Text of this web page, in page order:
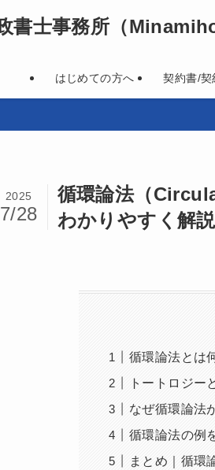
書士事務所 （
はじめての方へ 契約書/契
循環論法（
わかりやすく解説
2025
7/28
循環論法とは
トートロジー
なぜ循環論法
循環論法の例
まとめ｜循環